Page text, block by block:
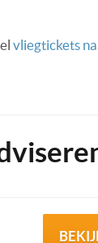
vliegtickets